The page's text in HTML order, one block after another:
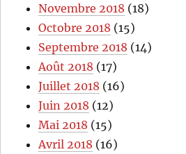
Novembre 2018 (18)
Octobre 2018 (15)
Septembre 2018 (14)
Août 2018 (17)
Juillet 2018 (16)
Juin 2018 (12)
Mai 2018 (15)
Avril 2018 (16)